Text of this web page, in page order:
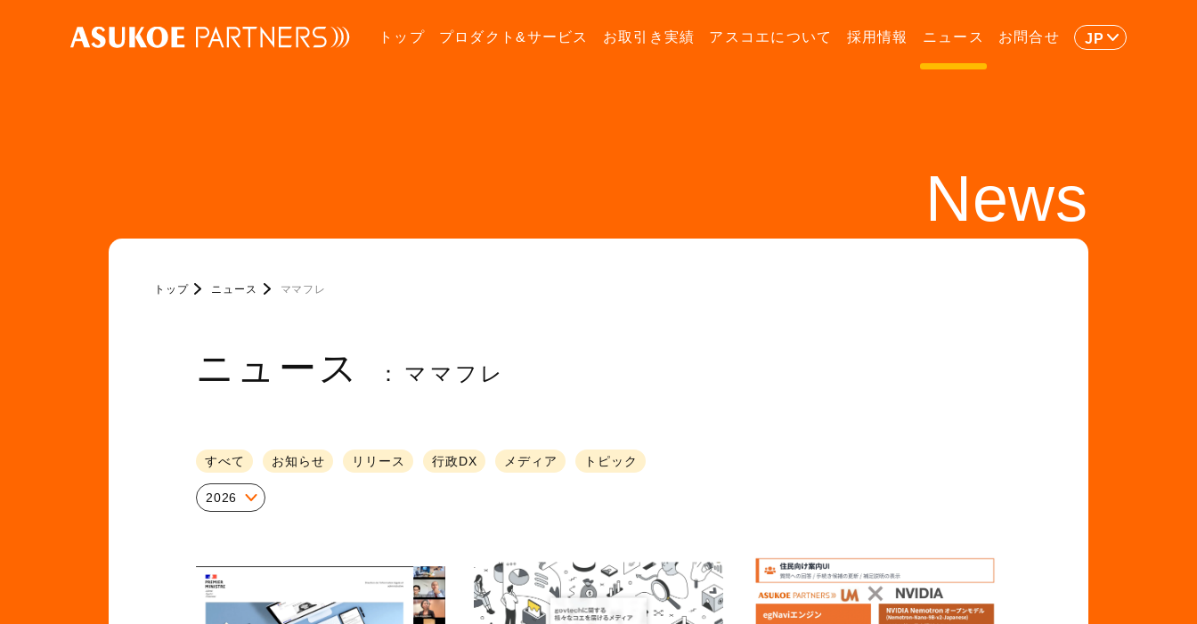
トップ プロダクト&サービス お取引き実績 アスコエについて 採用情報 ニュース お問合せ JP
News
トップ ニュース ママフレ
ニュース ママフレ
すべて お知らせ リリース 行政DX メディア トピック
2026